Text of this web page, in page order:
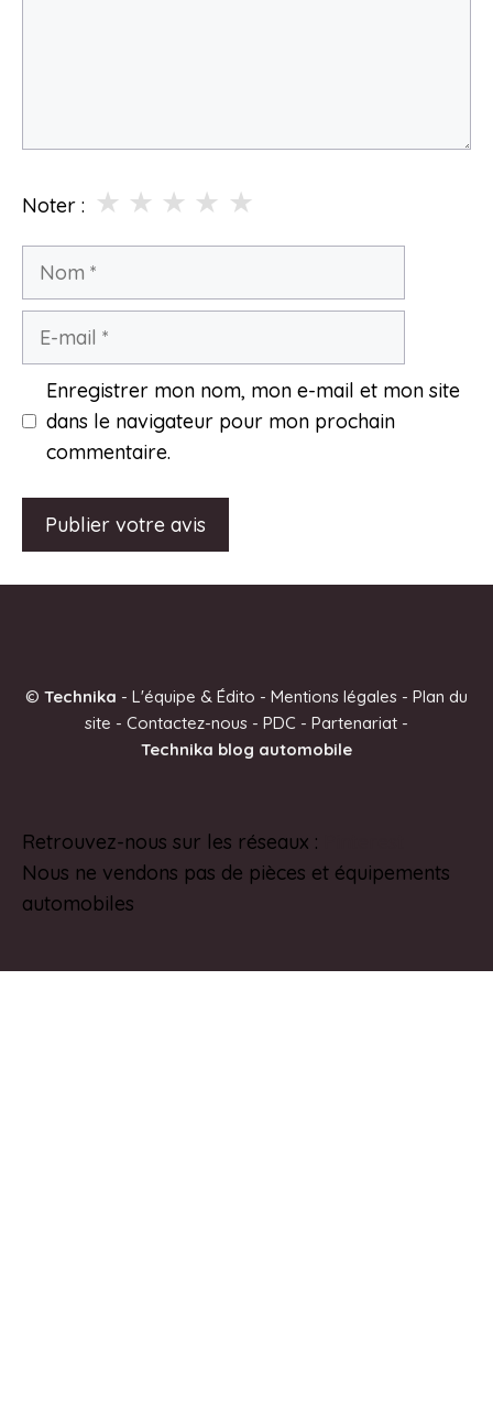
Noter : ★
★
★
★
★
Nom
Enregistrer mon nom, mon e-mail et mon site
dans le navigateur pour mon prochain
commentaire.
r
v
e
:
© Technika - L'équipe & Édito - Mentions légales - Plan du
site - Contactez-nous - PDC - Partenariat -
Technika blog automobile
Retrouvez-nous sur les réseaux :
Nous ne vendons pas de pièces et équipements
automobiles